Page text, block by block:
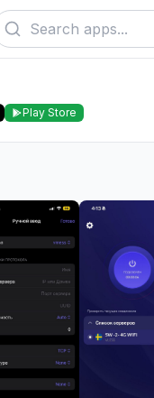
Play Store